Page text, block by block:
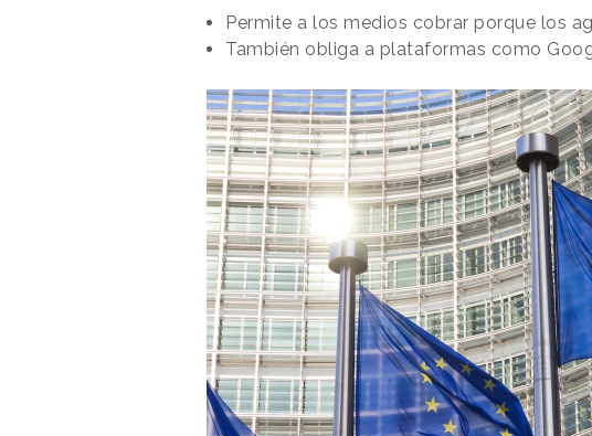
Permite a los medios cobrar porque los
También obliga a plataformas como